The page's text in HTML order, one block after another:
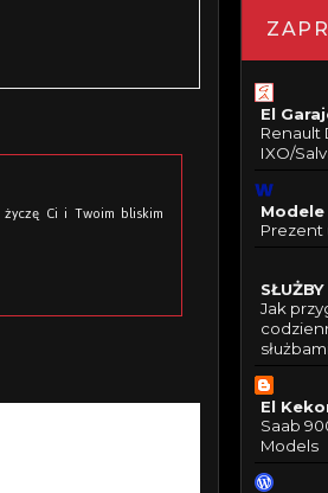
Ci i Twoim bliskim
El
Renault
IXO/
Modele
Prezent
Jak
El
Saab
Models